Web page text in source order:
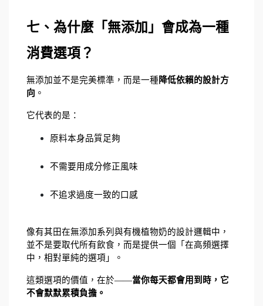
七、為什麼「無添加」會成為一種
消費選項？
無添加並不是完美標準，而是一種降低依賴的設計方
向 。
它代表的是：
原料本身品質足夠
不需要用成分修正風味
不追求過度一致的口感
像有其田在無添加系列與有機植物奶的設計邏輯中，
並不是要取代所有飲食，而是提供一個「在高頻選擇
中，相對單純的選項」。
這類選項的價值，在於——當你每天都會用到時，它
不會默默累積負擔。